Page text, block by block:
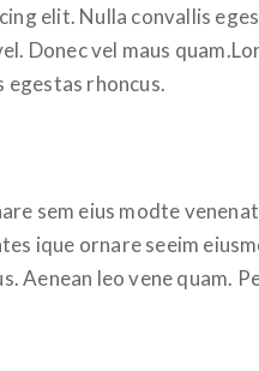
elit. Nulla convallis
Donec vel maus
egestas rhoncus.
sem eius modte
ique ornare seeim
leo vene quam.